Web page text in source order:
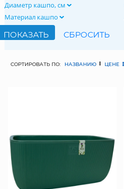
Диаметр кашпо, см
Материал кашпо
СОРТИРОВАТЬ ПО: НАЗВАНИЮ ЦЕНЕ